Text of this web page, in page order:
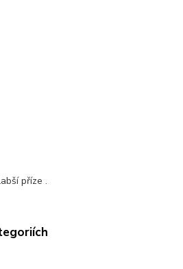
příze .